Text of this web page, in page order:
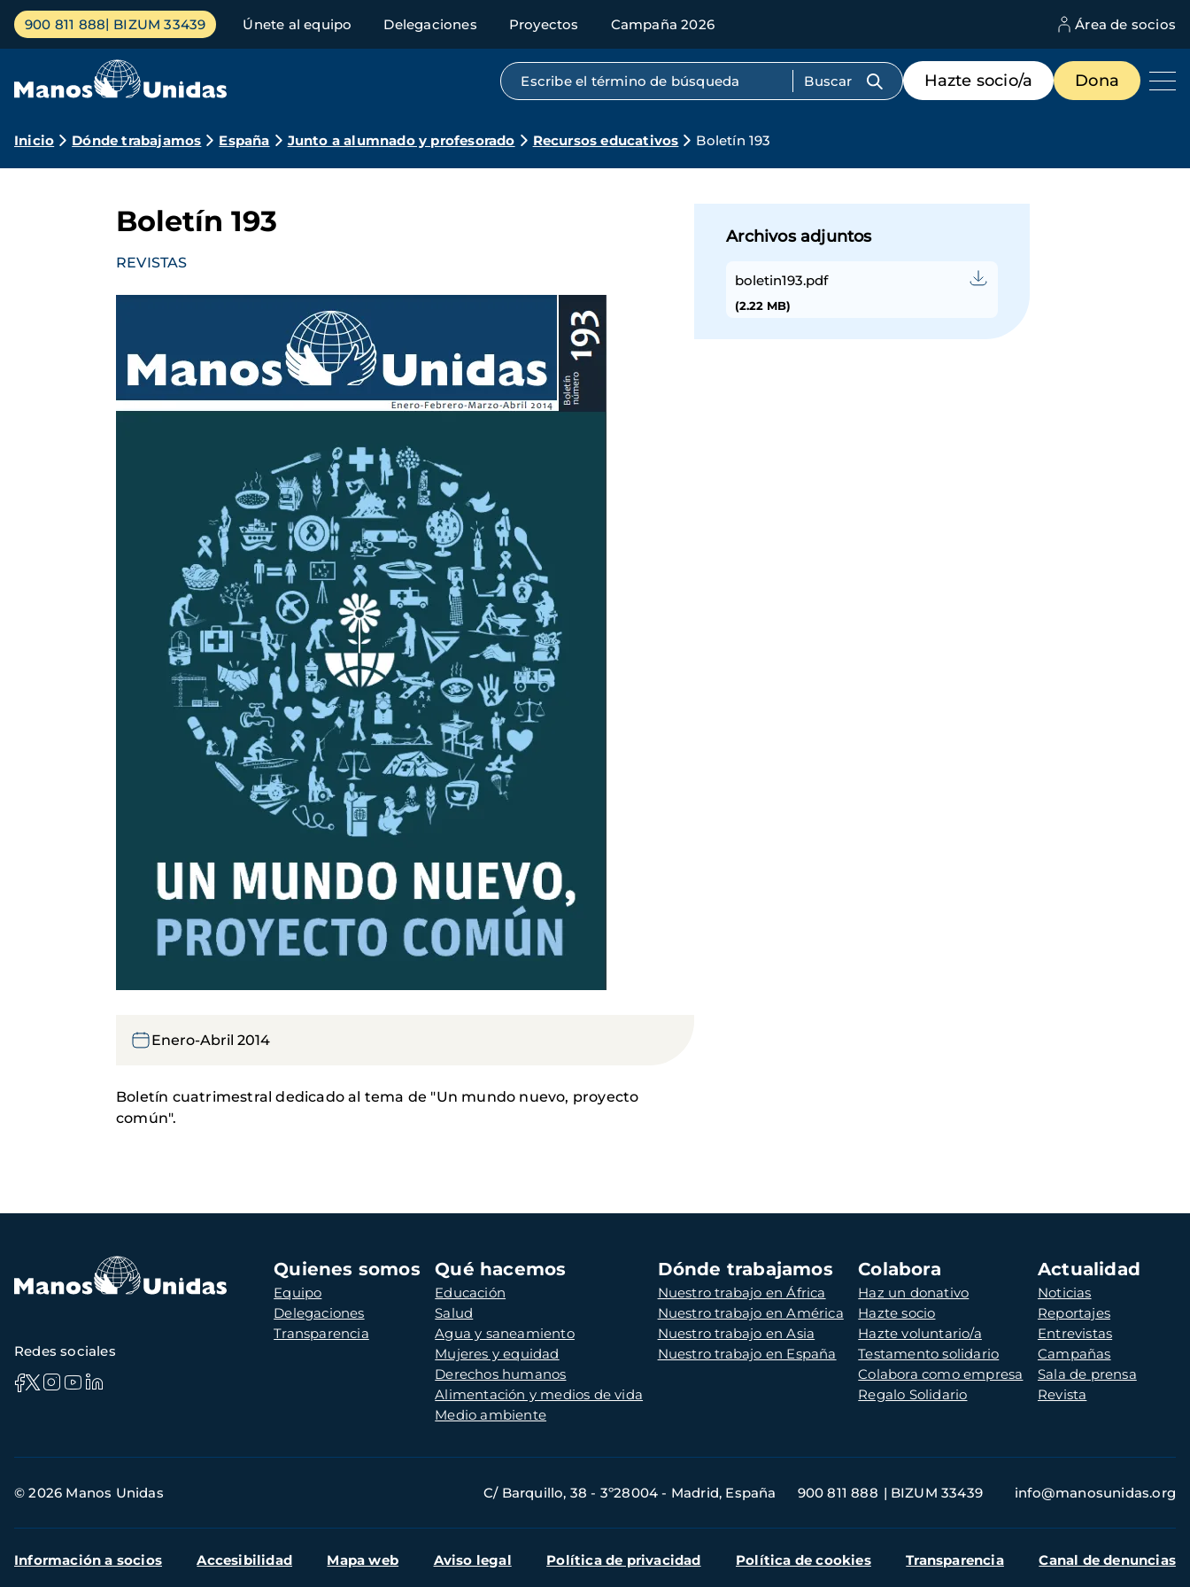
Pasar
contenido
Menú
principal
900 811 888 BIZUM 33439 Únete al equipo Delegaciones Proyectos Campaña 2026 Área de socios
Búsqueda por texto completo
Menú
de
destacados
Hazte socio/a Dona
Ruta
navegación
Inicio Dónde trabajamos España Junto a alumnado y profesorado Recursos educativos Boletín 193
Boletín 193
REVISTAS
Enero-Abril 2014
Boletín cuatrimestral dedicado al tema de "Un mundo nuevo, proyecto
común".
Archivos adjuntos
boletin193.pdf
(2.22 MB)
Navegación
principal
Quienes somos
Equipo
Delegaciones
Transparencia
Qué hacemos
Educación
Salud
Agua y saneamiento
Mujeres y equidad
Derechos humanos
Alimentación y medios de vida
Medio ambiente
Dónde trabajamos
Nuestro trabajo en África
Nuestro trabajo en América
Nuestro trabajo en Asia
Nuestro trabajo en España
Colabora
Haz un donativo
Hazte socio
Hazte voluntario/a
Testamento solidario
Colabora como empresa
Regalo Solidario
Actualidad
Noticias
Reportajes
Entrevistas
Campañas
Sala de prensa
Revista
Redes sociales
de
© 2026 Manos Unidas C/ Barquillo, 38 - 3º28004 - Madrid, España 900 811 888 BIZUM 33439 info@manosunidas.org
Menú
Información a socios Accesibilidad Mapa web Aviso legal Política de privacidad Política de cookies Transparencia Canal de denuncias